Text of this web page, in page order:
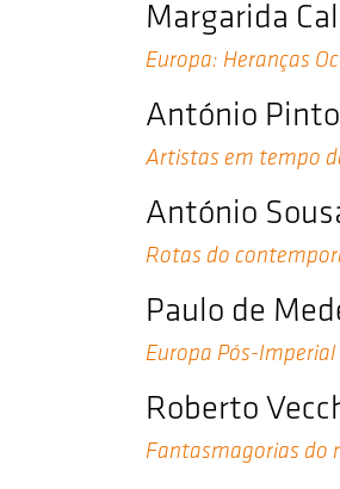
Margarida
Europa: Heranças
António
Artistas em tempo
António
Rotas do
Paulo de
Europa Pós-Imperial
Roberto
Fantasmagorias do